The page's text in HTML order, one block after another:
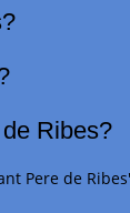
Ribes?
Pere de